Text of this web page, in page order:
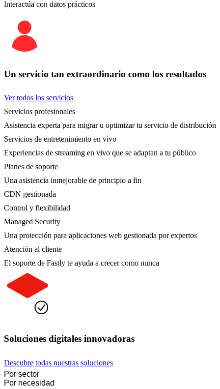
Interactúa con datos prácticos
Un servicio tan extraordinario como los resultados
Ver todos los servicios
Servicios profesionales
Asistencia experta para migrar u optimizar tu servicio de distribución
Servicios de entretenimiento en vivo
Experiencias de streaming en vivo que se adaptan a tu público
Planes de soporte
Una asistencia inmejorable de principio a fin
CDN gestionada
Control y flexibilidad
Managed Security
Una protección para aplicaciones web gestionada por expertos
Atención al cliente
El soporte de Fastly te ayuda a crecer como nunca
Soluciones digitales innovadoras
Descubre todas nuestras soluciones
Por sector
Por necesidad